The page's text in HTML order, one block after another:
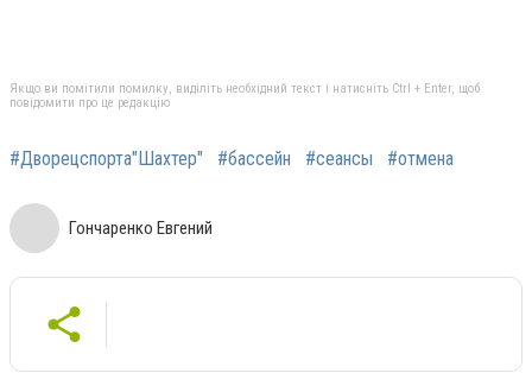
Якщо ви помітили помилку, виділіть необхідний текст і натисніть Ctrl + Enter, щоб
повідомити про це редакцію
#Дворецспорта"Шахтер" #бассейн #сеансы #отмена
Гончаренко Евгений